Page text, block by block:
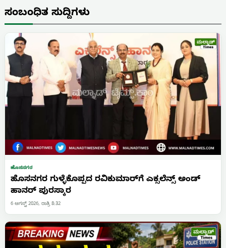
ಸಂಬಂಧಿತ ಸುದ್ದಿಗಳು
ಹೊಸನಗರ
ಹೊಸನಗರ ಗುಳ್ಳೆಕೊಪ್ಪದ ರವಿಕುಮಾರ್‌ಗೆ ಎಕ್ಸಲೆನ್ಸ್ ಅಂಡ್
ಹಾನರ್ ಪುರಸ್ಕಾರ
6 ಆಗಸ್ಟ್ 2026, ರಾತ್ರಿ 8:32